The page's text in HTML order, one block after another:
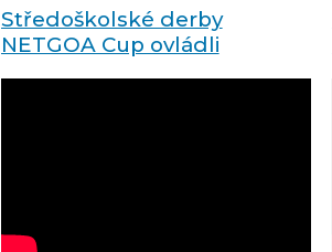
Středoškolské derby
NETGOA Cup ovládli